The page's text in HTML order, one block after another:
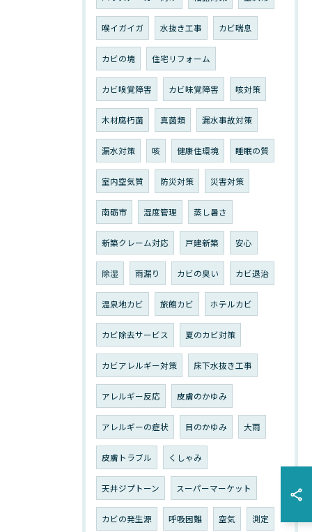
喉イガイガ 水抜き工事 カビ喘息
カビの塊 住宅リフォーム
カビ嗅覚障害 カビ味覚障害 咳対策
木材腐朽菌 真菌類 漏水事故対策
漏水対策 咳 健康住環境 睡眠の質
室内空気質 防災対策 災害対策
南砺市 湿度管理 蒸し暑さ
新築クレーム対応 戸建新築 安心
除湿 雨漏り カビの臭い カビ退治
温泉地カビ 旅館カビ ホテルカビ
カビ除去サービス 夏のカビ対策
カビアレルギー対策 床下水抜き工事
アレルギー反応 皮膚のかゆみ
アレルギーの症状 目のかゆみ 大雨
皮膚トラブル くしゃみ
天井ジプトーン スーパーマーケット
カビの発生源 呼吸困難 空気 測定